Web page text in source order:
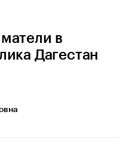
в
Дагестан